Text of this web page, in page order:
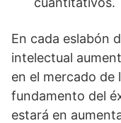
En cada eslabón
intelectual
en el mercado de
fundamento del
estará en